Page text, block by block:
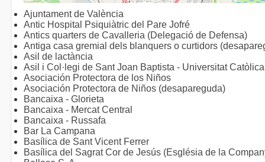
Ajuntament de València
Antic Hospital Psiquiàtric del Pare Jofré
Antics quarters de Cavalleria (Delegació de Defensa)
Antiga casa gremial dels blanquers o curtidors
Asil de lactància
Asil i Col·legi de Sant Joan Baptista - Universitat
Asociación Protectora de los Niños
Asociación Protectora de Niños (desapareguda)
Bancaixa - Glorieta
Bancaixa - Mercat Central
Bancaixa - Russafa
Bar La Campana
Basílica de Sant Vicent Ferrer
Basílica del Sagrat Cor de Jesús (Església de la